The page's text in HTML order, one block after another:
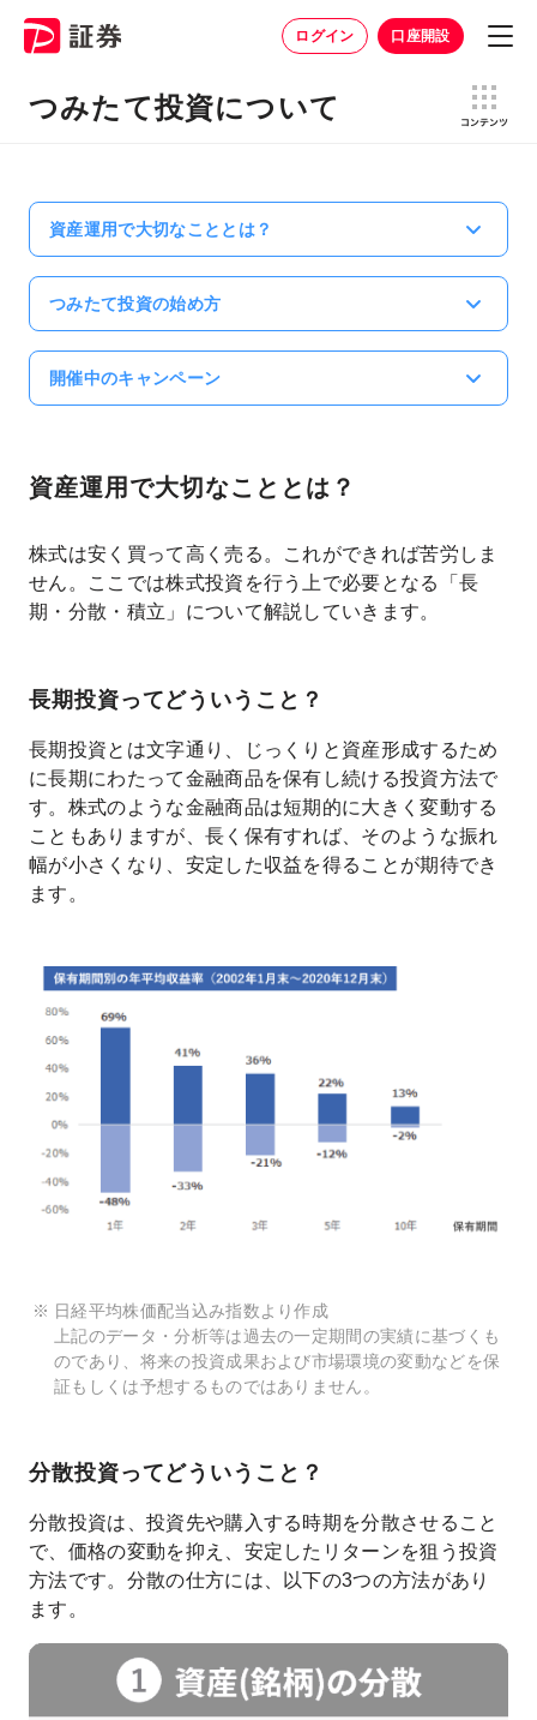
ログイン 口座開設
つみたて投資について
資産運用で大切なこととは？
つみたて投資の始め方
開催中のキャンペーン
資産運用で大切なこととは？
株式は安く買って高く売る。これができれば苦労しま
せん。ここでは株式投資を行う上で必要となる「長
期・分散・積立」について解説していきます。
長期投資ってどういうこと？
長期投資とは文字通り、じっくりと資産形成するため
に長期にわたって金融商品を保有し続ける投資方法で
す。株式のような金融商品は短期的に大きく変動する
こともありますが、長く保有すれば、そのような振れ
幅が小さくなり、安定した収益を得ることが期待でき
ます。
日経平均株価配当込み指数より作成
上記のデータ・分析等は過去の一定期間の実績に基づくも
のであり、将来の投資成果および市場環境の変動などを保
証もしくは予想するものではありません。
分散投資ってどういうこと？
分散投資は、投資先や購入する時期を分散させること
で、価格の変動を抑え、安定したリターンを狙う投資
方法です。分散の仕方には、以下の3つの方法があり
ます。